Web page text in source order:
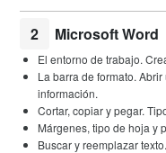
2 Microsoft Word
El entorno de trabajo.
La barra de formato.
información.
Cortar, copiar y pegar.
Márgenes, tipo de hoja y
Buscar y reemplazar texto.